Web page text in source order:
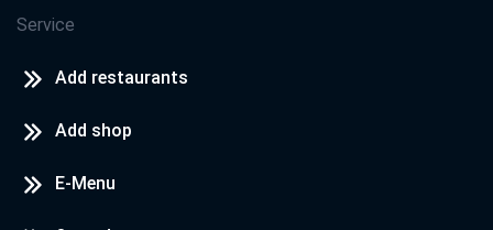
Service
Add restaurants
Add shop
E-Menu